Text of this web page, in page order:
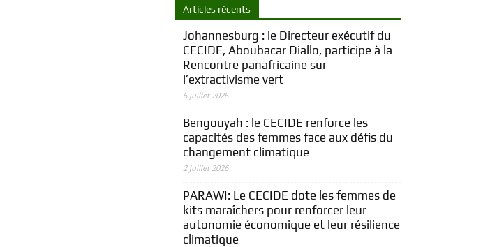
Articles récents
Johannesburg : le Directeur exécutif du
CECIDE, Aboubacar Diallo, participe à la
Rencontre panafricaine sur
l’extractivisme vert
6 juillet 2026
Bengouyah : le CECIDE renforce les
capacités des femmes face aux défis du
changement climatique
2 juillet 2026
PARAWI: Le CECIDE dote les femmes de
kits maraîchers pour renforcer leur
autonomie économique et leur résilience
climatique